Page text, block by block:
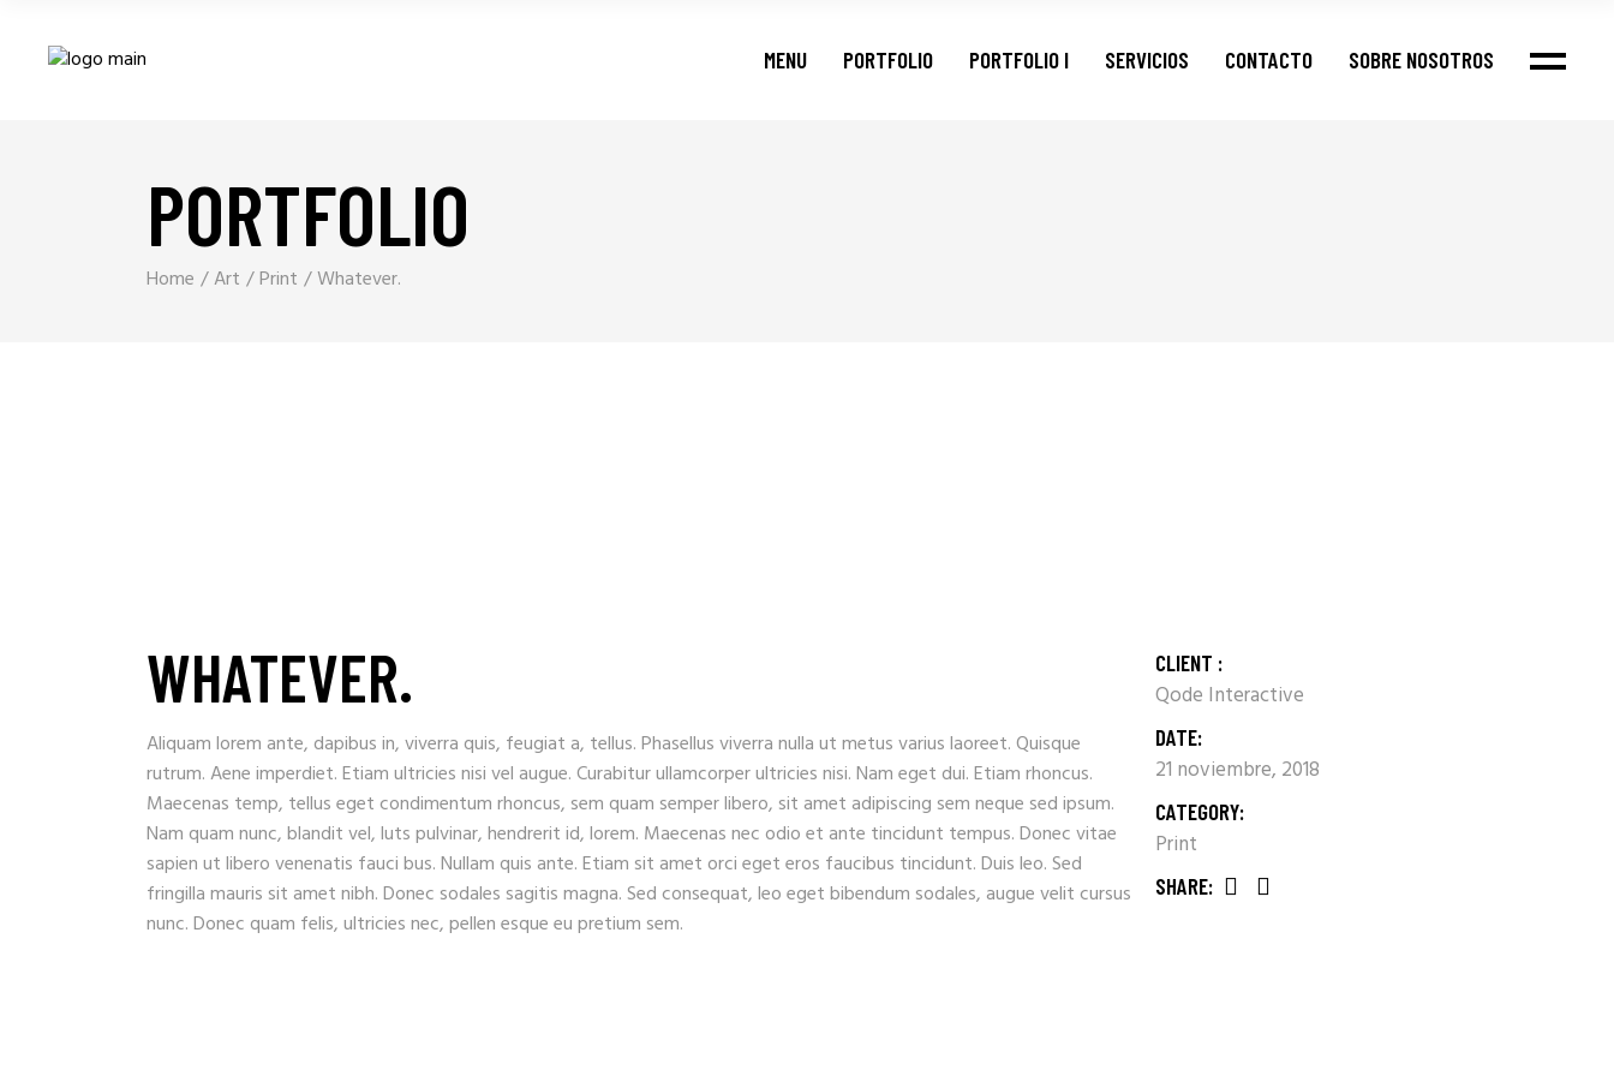
MENU PORTFOLIO PORTFOLIO I SERVICIOS CONTACTO SOBRE NOSOTROS
PORTFOLIO
Home Art Print Whatever.
WHATEVER.
Aliquam lorem ante, dapibus in, viverra quis, feugiat a, tellus. Phasellus viverra nulla ut metus varius laoreet. Quisque
rutrum. Aene imperdiet. Etiam ultricies nisi vel augue. Curabitur ullamcorper ultricies nisi. Nam eget dui. Etiam rhoncus.
Maecenas temp, tellus eget condimentum rhoncus, sem quam semper libero, sit amet adipiscing sem neque sed ipsum.
Nam quam nunc, blandit vel, luts pulvinar, hendrerit id, lorem. Maecenas nec odio et ante tincidunt tempus. Donec vitae
sapien ut libero venenatis fauci bus. Nullam quis ante. Etiam sit amet orci eget eros faucibus tincidunt. Duis leo. Sed
fringilla mauris sit amet nibh. Donec sodales sagitis magna. Sed consequat, leo eget bibendum sodales, augue velit cursus
nunc. Donec quam felis, ultricies nec, pellen esque eu pretium sem.
CLIENT :
Qode Interactive
DATE:
21 noviembre, 2018
CATEGORY:
Print
SHARE: